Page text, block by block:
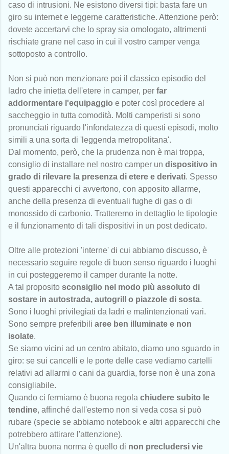
caso di intrusioni. Ne esistono diversi tipi: basta fare un
giro su internet e leggerne caratteristiche. Attenzione però:
dovete accertarvi che lo spray sia omologato, altrimenti
rischiate grane nel caso in cui il vostro camper venga
sottoposto a controllo.
Non si può non menzionare poi il classico episodio del
ladro che inietta dell'etere in camper, per far
addormentare l'equipaggio e poter così procedere al
saccheggio in tutta comodità. Molti camperisti si sono
pronunciati riguardo l'infondatezza di questi episodi, molto
simili a una sorta di 'leggenda metropolitana'.
Dal momento, però, che la prudenza non è mai troppa,
consiglio di installare nel nostro camper un dispositivo in
grado di rilevare la presenza di etere e derivati. Spesso
questi apparecchi ci avvertono, con apposito allarme,
anche della presenza di eventuali fughe di gas o di
monossido di carbonio. Tratteremo in dettaglio le tipologie
e il funzionamento di tali dispositivi in un post dedicato.
Oltre alle protezioni 'interne' di cui abbiamo discusso, è
necessario seguire regole di buon senso riguardo i luoghi
in cui posteggeremo il camper durante la notte.
A tal proposito sconsiglio nel modo più assoluto di
sostare in autostrada, autogrill o piazzole di sosta.
Sono i luoghi privilegiati da ladri e malintenzionati vari.
Sono sempre preferibili aree ben illuminate e non
isolate.
Se siamo vicini ad un centro abitato, diamo uno sguardo in
giro: se sui cancelli e le porte delle case vediamo cartelli
relativi ad allarmi o cani da guardia, forse non è una zona
consigliabile.
Quando ci fermiamo è buona regola chiudere subito le
tendine, affinché dall'esterno non si veda cosa si può
rubare (specie se abbiamo notebook e altri apparecchi che
potrebbero attirare l'attenzione).
Un'altra buona norma è quello di non precludersi vie